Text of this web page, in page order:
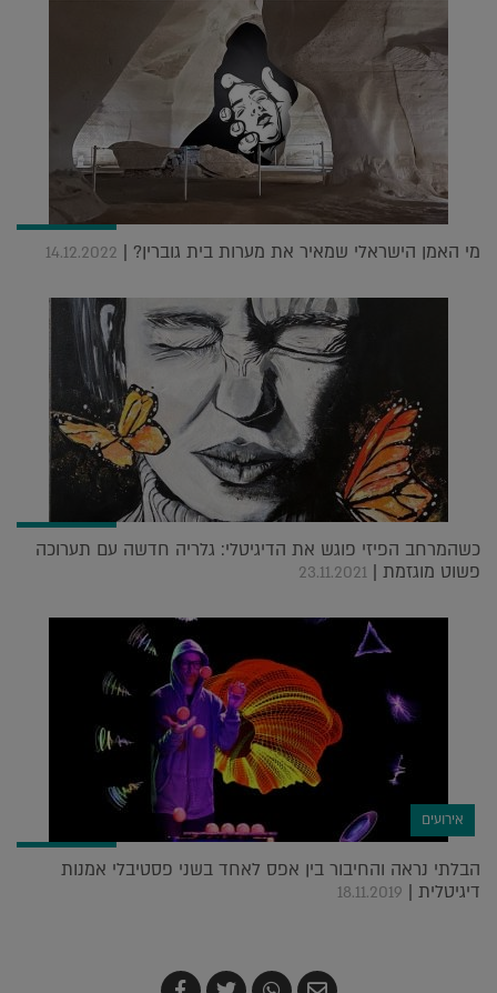
מי האמן הישראלי שמאיר את מערות בית גוברין? | 14.12.2022
כשהמרחב הפיזי פוגש את הדיגיטלי: גלריה חדשה עם תערוכה
פשוט מוגזמת | 23.11.2021
אירועים
הבלתי נראה והחיבור בין אפס לאחד בשני פסטיבלי אמנות
דיגיטלית | 18.11.2019
שלח שתף צייץ שתף